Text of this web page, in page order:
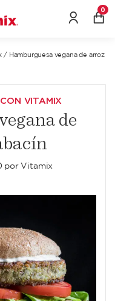
0
/ Hamburguesa vegana de arroz
VITAMIX
de
por Vitamix